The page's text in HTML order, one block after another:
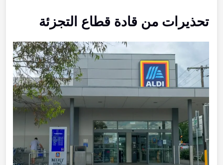
تحذيرات من قادة قطاع التجزئة